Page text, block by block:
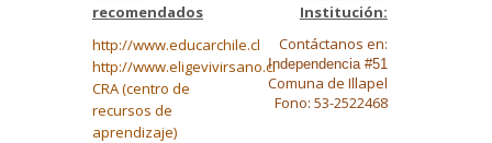
recomendados
http://www.educarchile.cl
http://www.eligevivirsano.cl
CRA (centro de
recursos de
aprendizaje)
Institución:
Contáctanos en:
Independencia #51
Comuna de Illapel
Fono: 53-2522468